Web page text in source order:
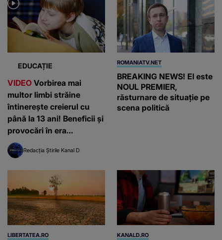
EDUCAȚIE
VIDEO Vorbirea mai
multor limbi străine
întinerește creierul cu
până la 13 ani! Beneficii și
provocări în era
inteligenței artificiale
Redacția Știrile Kanal D
ROMANIATV.NET
BREAKING NEWS! El este
NOUL PREMIER,
răsturnare de situație pe
scena politică
LIBERTATEA.RO KANALD.RO